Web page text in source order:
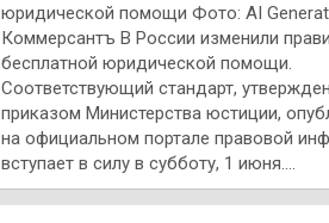
юридической помощи Фото: AI
Коммерсантъ В России изменили
бесплатной юридической помощи.
Соответствующий стандарт,
приказом Министерства юстиции,
на официальном портале правовой
вступает в силу в субботу, 1 июня.…